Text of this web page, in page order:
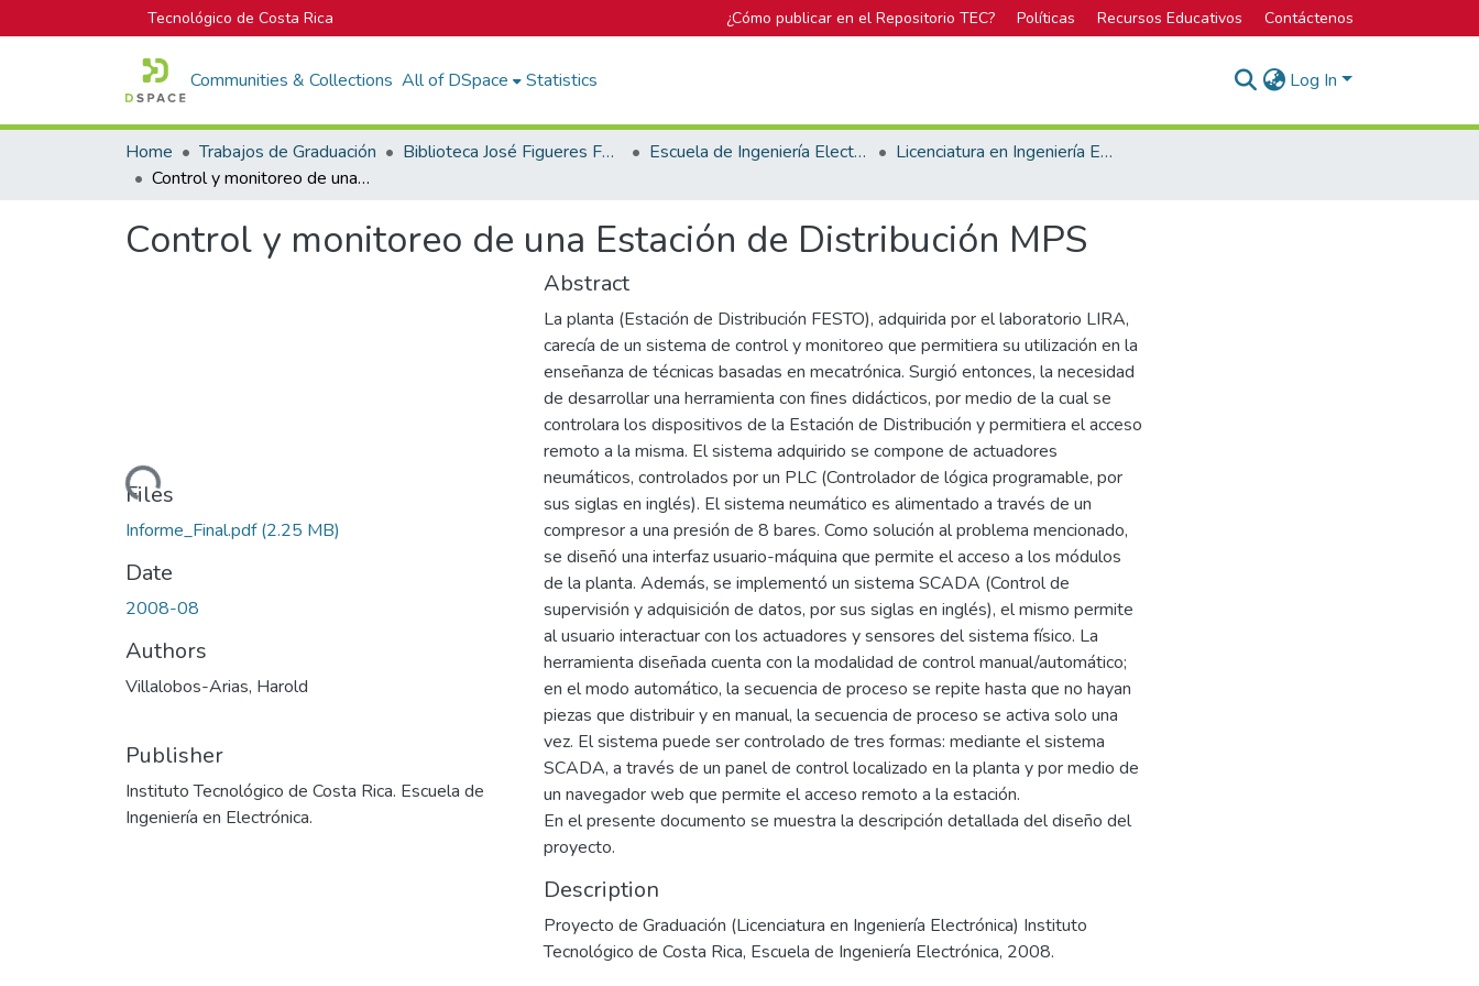
Tecnológico de Costa Rica ¿Cómo publicar en el Repositorio TEC? Políticas Recursos Educativos Contáctenos
Communities & Collections All of DSpace Statistics Log In
Home Trabajos de Graduación Biblioteca José Figueres Ferrer Escuela de Ingeniería Electrónica
Licenciatura en Ingeniería Electrónica
Control y monitoreo de una Estación de Distribución MPS
Control y monitoreo de una Estación de Distribución MPS
Loading...
Files
Informe_Final.pdf(2.25 MB)
Date
2008-08
Authors
Villalobos-Arias, Harold
Publisher
Instituto Tecnológico de Costa Rica. Escuela de
Ingeniería en Electrónica.
Abstract
La planta (Estación de Distribución FESTO), adquirida por el laboratorio LIRA,
carecía de un sistema de control y monitoreo que permitiera su utilización en la
enseñanza de técnicas basadas en mecatrónica. Surgió entonces, la necesidad
de desarrollar una herramienta con fines didácticos, por medio de la cual se
controlara los dispositivos de la Estación de Distribución y permitiera el acceso
remoto a la misma. El sistema adquirido se compone de actuadores
neumáticos, controlados por un PLC (Controlador de lógica programable, por
sus siglas en inglés). El sistema neumático es alimentado a través de un
compresor a una presión de 8 bares. Como solución al problema mencionado,
se diseñó una interfaz usuario-máquina que permite el acceso a los módulos
de la planta. Además, se implementó un sistema SCADA (Control de
supervisión y adquisición de datos, por sus siglas en inglés), el mismo permite
al usuario interactuar con los actuadores y sensores del sistema físico. La
herramienta diseñada cuenta con la modalidad de control manual/automático;
en el modo automático, la secuencia de proceso se repite hasta que no hayan
piezas que distribuir y en manual, la secuencia de proceso se activa solo una
vez. El sistema puede ser controlado de tres formas: mediante el sistema
SCADA, a través de un panel de control localizado en la planta y por medio de
un navegador web que permite el acceso remoto a la estación.
En el presente documento se muestra la descripción detallada del diseño del
proyecto.
Description
Proyecto de Graduación (Licenciatura en Ingeniería Electrónica) Instituto
Tecnológico de Costa Rica, Escuela de Ingeniería Electrónica, 2008.